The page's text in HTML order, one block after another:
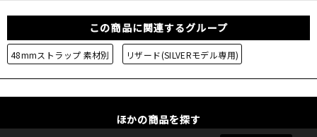
この商品に関連するグループ
48mmストラップ 素材別 リザード(SILVERモデル専用)
ほかの商品を探す